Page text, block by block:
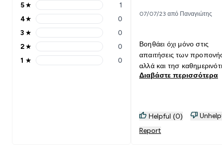
5 stars rating 1 reviews
5★ 1
4 stars rating 0 reviews
4★ 0
3 stars rating 0 reviews
3 ★ 0
2 stars rating 0 reviews
2★ 0
1 stars rating 0 reviews
1 ★ 0
07/07/23 από Παναγιώτης
Βοηθάει όχι μόνο στις
απαιτήσεις των
αλλά και τησ
Διαβάστε περισσότερα
Helpful (0)
Report